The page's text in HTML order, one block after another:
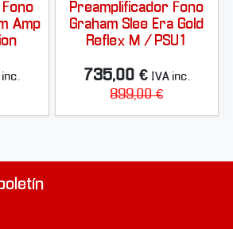
Amp
inc.
Preamplificador Fono
Graham Slee Era Gold
Reflex M / PSU1
735,00 € IVA inc.
899,00 €